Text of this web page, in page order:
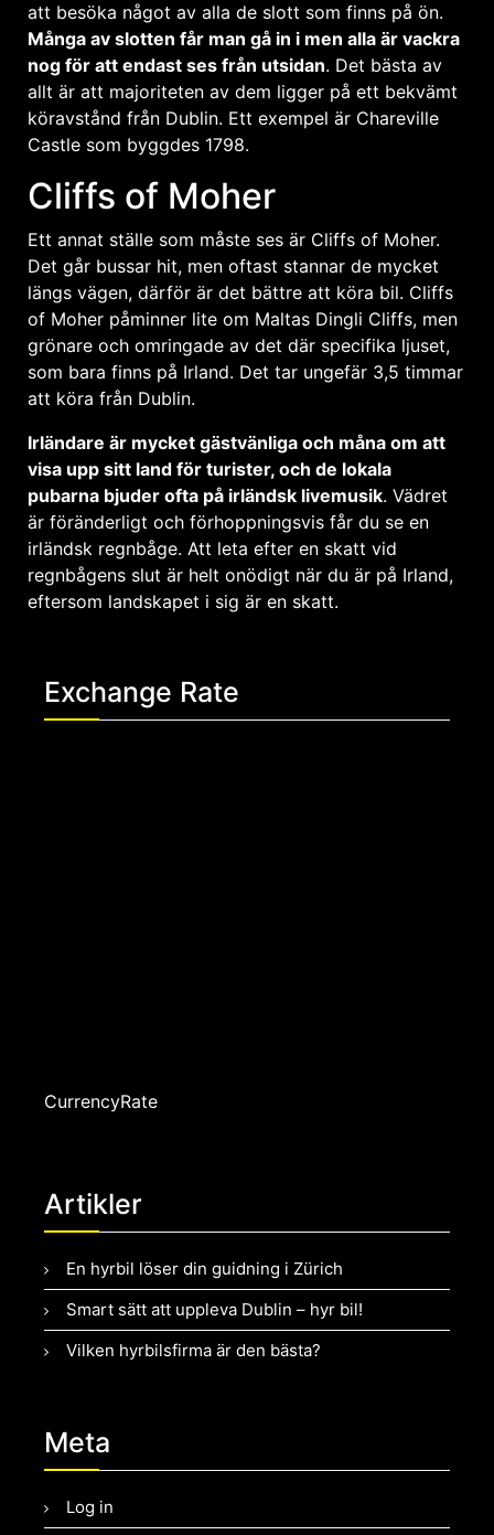
att besöka något av alla de slott som finns på ön.
Många av slotten får man gå in i men alla är vackra
nog för att endast ses från utsidan. Det bästa av
allt är att majoriteten av dem ligger på ett bekvämt
köravstånd från Dublin. Ett exempel är Chareville
Castle som byggdes 1798.
Cliffs of Moher
Ett annat ställe som måste ses är Cliffs of Moher.
Det går bussar hit, men oftast stannar de mycket
längs vägen, därför är det bättre att köra bil. Cliffs
of Moher påminner lite om Maltas Dingli Cliffs, men
grönare och omringade av det där specifika ljuset,
som bara finns på Irland. Det tar ungefär 3,5 timmar
att köra från Dublin.
Irländare är mycket gästvänliga och måna om att
visa upp sitt land för turister, och de lokala
pubarna bjuder ofta på irländsk livemusik. Vädret
är föränderligt och förhoppningsvis får du se en
irländsk regnbåge. Att leta efter en skatt vid
regnbågens slut är helt onödigt när du är på Irland,
eftersom landskapet i sig är en skatt.
Exchange Rate
CurrencyRate
Artikler
En hyrbil löser din guidning i Zürich
Smart sätt att uppleva Dublin – hyr bil!
Vilken hyrbilsfirma är den bästa?
Meta
Log in